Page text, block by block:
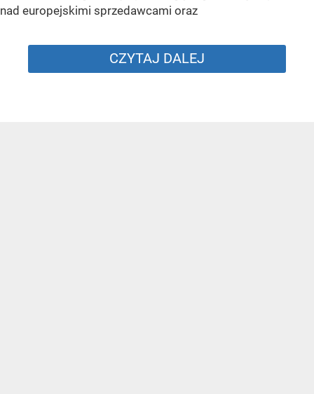
nad europejskimi sprzedawcami oraz
CZYTAJ DALEJ